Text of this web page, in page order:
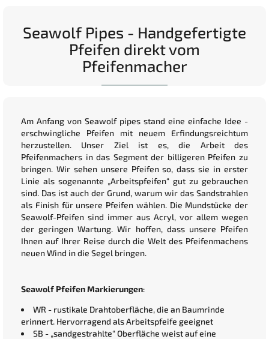
Seawolf Pipes - Handgefertigte
Pfeifen direkt vom
Pfeifenmacher
Am Anfang von Seawolf pipes stand eine einfache Idee -
erschwingliche Pfeifen mit neuem Erfindungsreichtum
herzustellen. Unser Ziel ist es, die Arbeit des
Pfeifenmachers in das Segment der billigeren Pfeifen zu
bringen. Wir sehen unsere Pfeifen so, dass sie in erster
Linie als sogenannte „Arbeitspfeifen“ gut zu gebrauchen
sind. Das ist auch der Grund, warum wir das Sandstrahlen
als Finish für unsere Pfeifen wählen. Die Mundstücke der
Seawolf-Pfeifen sind immer aus Acryl, vor allem wegen
der geringen Wartung. Wir hoffen, dass unsere Pfeifen
Ihnen auf Ihrer Reise durch die Welt des Pfeifenmachens
neuen Wind in die Segel bringen.
Seawolf Pfeifen Markierungen:
WR - rustikale Drahtoberfläche, die an Baumrinde
erinnert. Hervorragend als Arbeitspfeife geeignet
SB - „sandgestrahlte“ Oberfläche weist auf eine